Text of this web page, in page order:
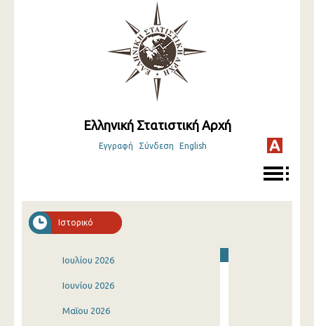
Ελληνική Στατιστική Αρχή
Εγγραφή Σύνδεση English
Ιστορικό
Ιουλίου 2026
Ιουνίου 2026
Μαΐου 2026